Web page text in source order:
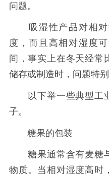
问题。
吸湿性产品对相对
度，而且高相对湿度
间，事实上在冬天经常
储存或制造时，问题特别
以下举一些典型工业
子。
糖果的包装
糖果通常含有麦糖与
物质。当相对湿度高时